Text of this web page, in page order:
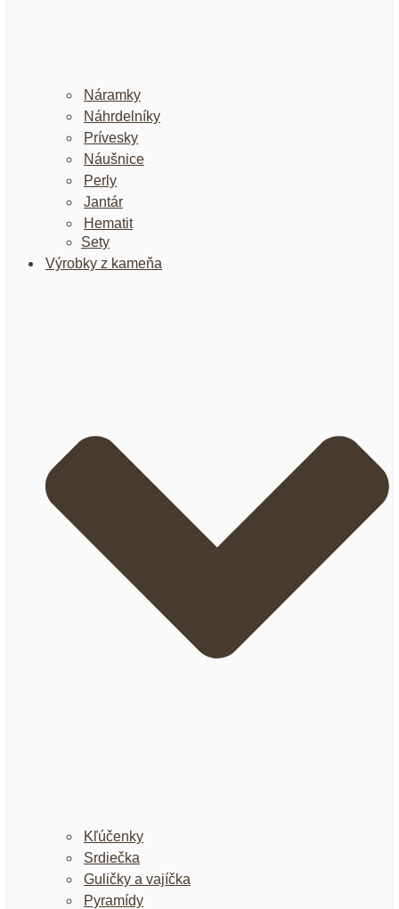
Náramky
Náhrdelníky
Prívesky
Náušnice
Perly
Jantár
Hematit
Sety
Výrobky z kameňa
Kľúčenky
Srdiečka
Guličky a vajíčka
Pyramídy